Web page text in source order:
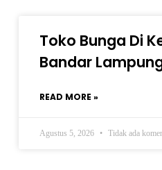
Toko Bunga Di
Bandar
READ MORE »
Agustus 5, 2026 Tidak ada